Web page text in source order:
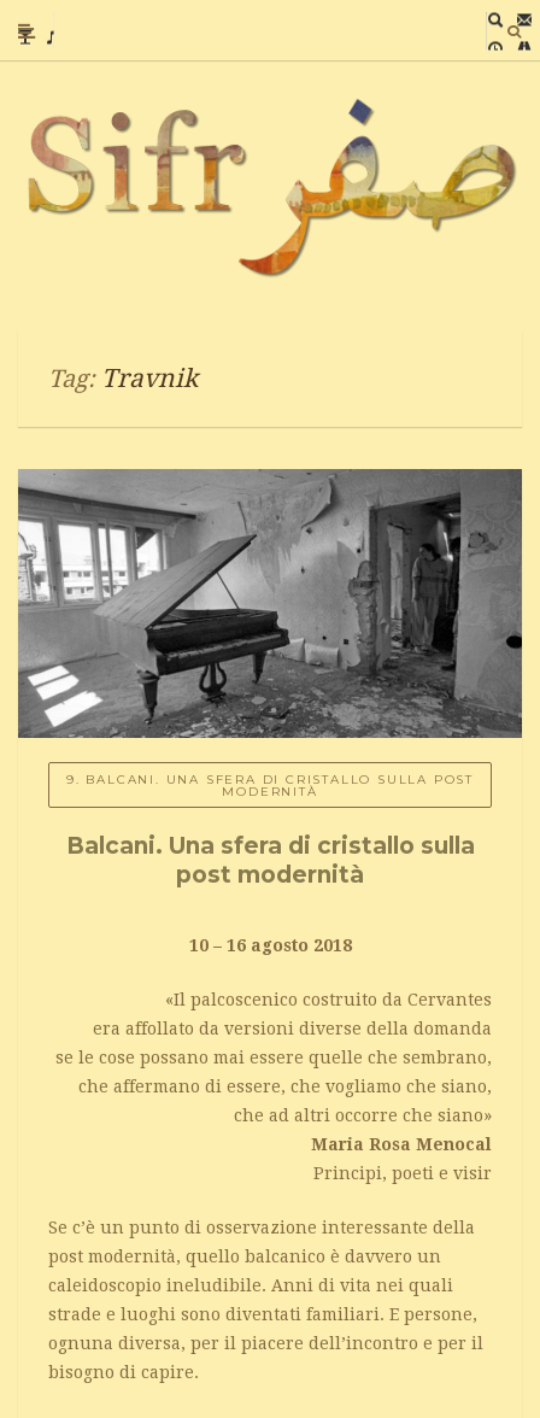
Tag: Travnik
9. BALCANI. UNA SFERA DI CRISTALLO SULLA POST
MODERNITÀ
Balcani. Una sfera di cristallo sulla
post modernità
10 – 16 agosto 2018
«Il palcoscenico costruito da Cervantes
era affollato da versioni diverse della domanda
se le cose possano mai essere quelle che sembrano,
che affermano di essere, che vogliamo che siano,
che ad altri occorre che siano»
Maria Rosa Menocal
Principi, poeti e visir
Se c’è un punto di osservazione interessante della
post modernità, quello balcanico è davvero un
caleidoscopio ineludibile. Anni di vita nei quali
strade e luoghi sono diventati familiari. E persone,
ognuna diversa, per il piacere dell’incontro e per il
bisogno di capire.